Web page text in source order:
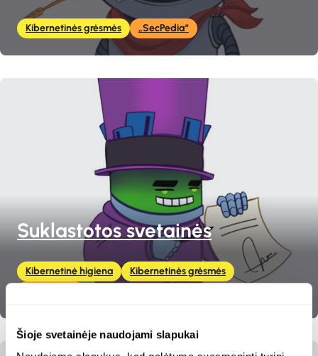
Šioje svetainėje naudojami slapukai
Kibernetinės grėsmės „SecPedia“
Suklastotos svetainės
Kibernetinė higiena
Kibernetinės grėsmės